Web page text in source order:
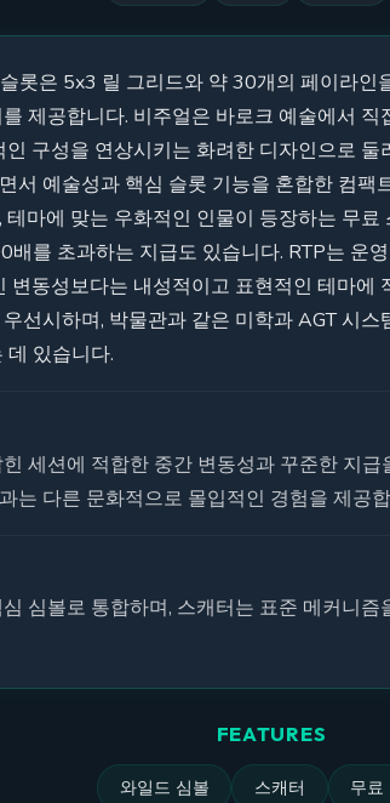
롯은 5x3 릴 그리드와 약 30개의 페이라
제공합니다. 비주얼은 바로크 예술에서
구성을 연상시키는 화려한 디자인으로
서 예술성과 핵심 슬롯 기능을 혼합한 컴
마에 맞는 우화적인 인물이 등장하는 무
를 초과하는 지급도 있습니다. RTP는 운
변동성보다는 내성적이고 표현적인 테마에
선시하며, 박물관과 같은 미학과 AGT 시
있습니다.
세션에 적합한 중간 변동성과 꾸준한 지
는 다른 문화적으로 몰입적인 경험을 제공
심볼로 통합하며, 스캐터는 표준 메커니
FEATURES
와일드 심볼 스캐터 무료